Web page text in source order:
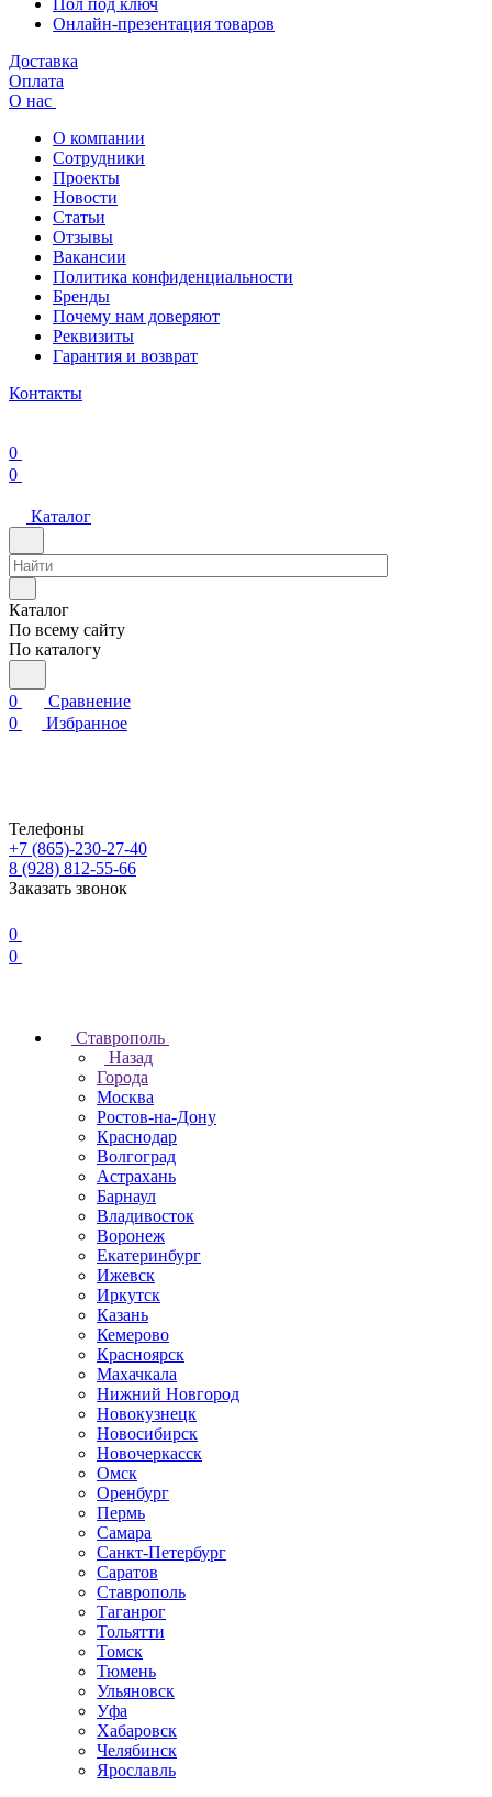
Пол под ключ
Онлайн-презентация товаров
Доставка
Оплата
О нас
О компании
Сотрудники
Проекты
Новости
Статьи
Отзывы
Вакансии
Политика конфиденциальности
Бренды
Почему нам доверяют
Реквизиты
Гарантия и возврат
Контакты
0
0
Каталог
Каталог
По всему сайту
По каталогу
0
Сравнение
0
Избранное
Телефоны
+7 (865)-230-27-40
8 (928) 812-55-66
Заказать звонок
0
0
Ставрополь
Назад
Города
Москва
Ростов-на-Дону
Краснодар
Волгоград
Астрахань
Барнаул
Владивосток
Воронеж
Екатеринбург
Ижевск
Иркутск
Казань
Кемерово
Красноярск
Махачкала
Нижний Новгород
Новокузнецк
Новосибирск
Новочеркаcск
Омск
Оренбург
Пермь
Самара
Санкт-Петербург
Саратов
Ставрополь
Таганрог
Тольятти
Томск
Тюмень
Ульяновск
Уфа
Хабаровск
Челябинск
Ярославль